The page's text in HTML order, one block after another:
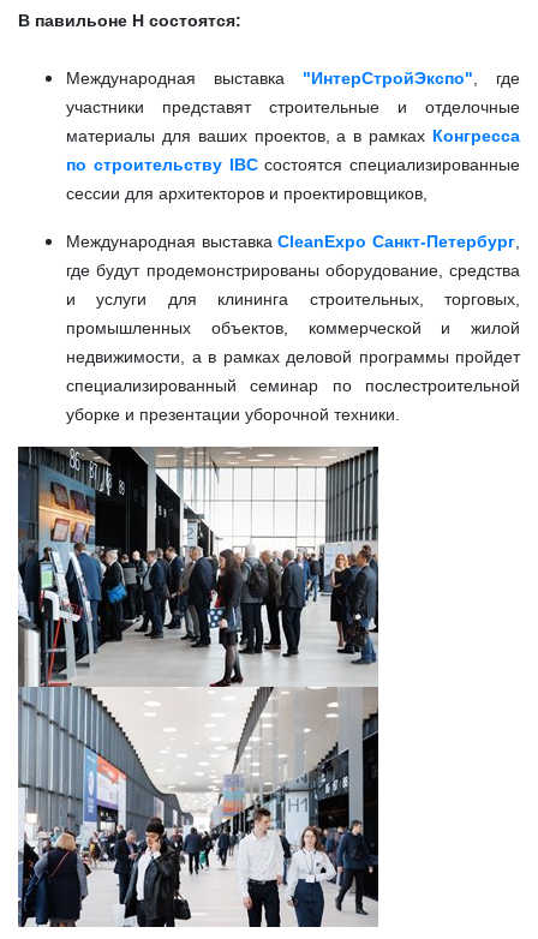
В павильоне H состоятся:
Международная выставка "ИнтерСтройЭкспо" , где
участники представят строительные и отделочные
материалы для ваших проектов, а в рамках Конгресса
по строительству IBCсостоятся специализированные
сессии для архитекторов и проектировщиков,
Международная выставкаCleanExpo Санкт-Петербург
где будут продемонстрированы оборудование, средства
и услуги для клининга строительных, торговых,
промышленных объектов, коммерческой и жилой
недвижимости, а в рамках деловой программы пройдет
специализированный семинар по послестроительной
уборке и презентации уборочной техники.